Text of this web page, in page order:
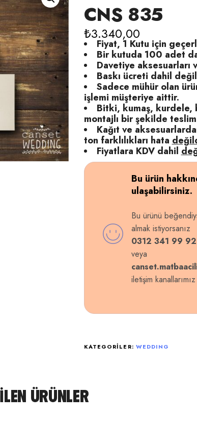
CNS 835
₺3.340,00
Fiyat, 1 Kutu için
Bir kutuda 100 adet
Davetiye
Baskı ücreti dahil
Sadece mühür olan
işlemi müşteriye aittir.
Bitki, kumaş, kurdele,
montajlı bir şekilde
Kağıt ve
ton farklılıkları hata
Fiyatlara KDV dahil
Bu ürün
ulaşabilirsiniz.
Bu ürünü
almak istiyorsanız
0312 341 99 92
veya
iletişim
KATEGORILER: WEDDING
ÜRÜNLER